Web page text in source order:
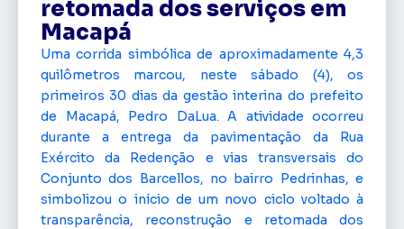
retomada dos serviços em
Macapá
Uma corrida simbólica de aproximadamente 4,3
quilômetros marcou, neste sábado (4), os
primeiros 30 dias da gestão interina do prefeito
de Macapá, Pedro DaLua. A atividade ocorreu
durante a entrega da pavimentação da Rua
Exército da Redenção e vias transversais do
Conjunto dos Barcellos, no bairro Pedrinhas, e
simbolizou o início de um novo ciclo voltado à
transparência, reconstrução e retomada dos